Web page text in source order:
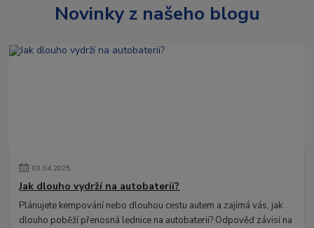
Novinky z našeho blogu
03.04.2025
Jak dlouho vydrží na autobaterii?
Plánujete kempování nebo dlouhou cestu autem a zajímá vás, jak
dlouho poběží přenosná lednice na autobaterii? Odpověď závisí na